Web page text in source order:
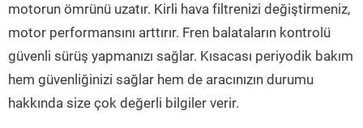
motorun ömrünü uzatır. Kirli hava filtrenizi değiştirmeniz,
motor performansını arttırır. Fren balataların kontrolü
güvenli sürüş yapmanızı sağlar. Kısacası periyodik bakım
hem güvenliğinizi sağlar hem de aracınızın durumu
hakkında size çok değerli bilgiler verir.